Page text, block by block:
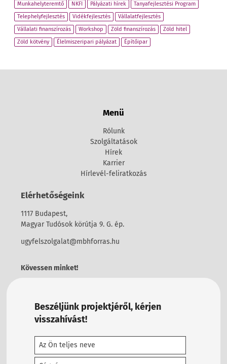
Munkahelyteremtő
NKFI Pályázati hírek
Tanyafejlesztési Program
Telephelyfejlesztés
Vidékfejlesztés
Vállalatfejlesztés
Vállalati finanszírozás
Workshop Zöld finanszírozás
Zöld hitel
Zöld kötvény
Élelmiszeripari pályázat Építőipar
Menü
Rólunk
Szolgáltatások
Hírek
Karrier
Hírlevél-feliratkozás
Elérhetőségeink
1117 Budapest,
Magyar Tudósok körútja 9. G. ép.
ugyfelszolgalat@mbhforras.hu
Kövessen minket!
Beszéljünk projektjéről, kérjen
visszahívást!